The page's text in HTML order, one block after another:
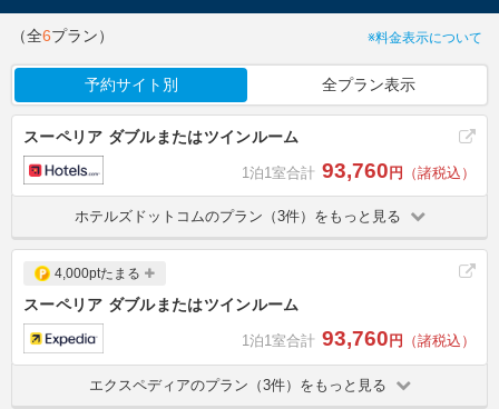
（全6プラン） ※料金表示について
予約サイト別 全プラン表示
スーペリア ダブルまたはツインルーム
1泊1室合計 93,760円 （諸税込）
ホテルズドットコムのプラン（3件）をもっと見る
4,000ptたまる
スーペリア ダブルまたはツインルーム
1泊1室合計 93,760 円 （諸税込）
エクスペディアのプラン（3件）をもっと見る